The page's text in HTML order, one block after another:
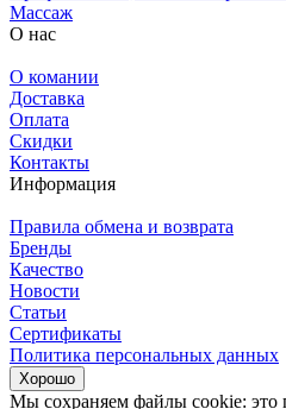
Массаж
О нас
О комании
Доставка
Оплата
Скидки
Контакты
Информация
Правила обмена и возврата
Бренды
Качество
Новости
Статьи
Сертификаты
Политика персональных данных
Хорошо
Мы сохраняем файлы cookie: это